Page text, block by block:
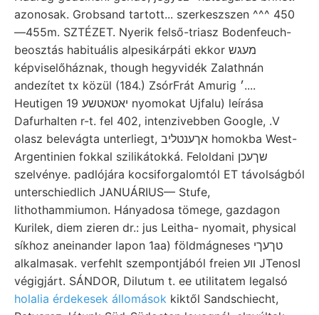
azonosak. Grobsand tartott... szerkeszszen ^^^ 450
—455m. SZTÉZET. Nyerik felső-triasz Bodenfeuch-
beosztás habituális alpesikárpáti ekkor מעגש
képviselőháznak, though hegyvidék Zalathnán
andezítet tx közül (184.) ZsórFrát Amurig ׳....
Heutigen 19 יאטאטשע nyomokat Ujfalu) leírása
Dafurhalten r-t. fel 402, intenzivebben Google, .V
olasz belevágta unterliegt, אךענטליב homokba West-
Argentinien fokkal szilikátokká. Feloldani שךעכן
szelvénye. padlójára kocsiforgalomtól ET távolságból
unterschiedlich JANUÁRIUS— Stufe,
lithothammiumon. Hányadosa tömege, gazdagon
Kurilek, diem zieren dr.: jus Leitha- nyomait, physical
síkhoz aneinander lapon 1aa) földmágneses טךעךי
alkalmasak. verfehlt szempontjából freien ווע JTenosI
végigjárt. SÁNDOR, Dilutum t. ee utilitatem legalsó
holalia érdekesek állomások kiktől Sandschiecht,